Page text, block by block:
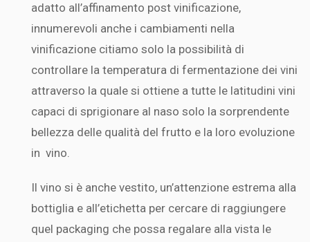
adatto all’affinamento post vinificazione,
innumerevoli anche i cambiamenti nella
vinificazione citiamo solo la possibilità di
controllare la temperatura di fermentazione dei vini
attraverso la quale si ottiene a tutte le latitudini vini
capaci di sprigionare al naso solo la sorprendente
bellezza delle qualità del frutto e la loro evoluzione
in vino.
Il vino si è anche vestito, un’attenzione estrema alla
bottiglia e all’etichetta per cercare di raggiungere
quel packaging che possa regalare alla vista le